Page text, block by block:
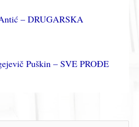
– DRUGARSKA
Puškin – SVE PROĐE